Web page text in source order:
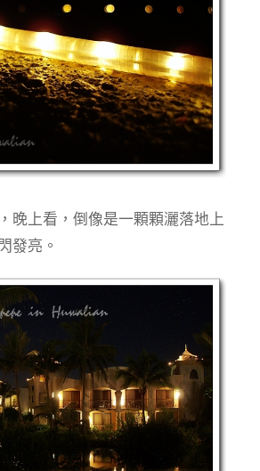
晚上看，倒像是一顆顆灑落地上
發亮。